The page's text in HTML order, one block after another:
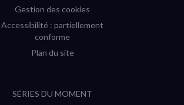
Gestion des cookies
Accessibilité : partiellement
conforme
Plan du site
SÉRIES DU MOMENT